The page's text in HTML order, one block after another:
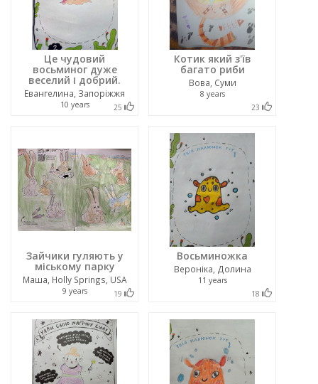
Це чудовий
восьминог дуже
веселий і добрий.
Евангелина, Запоріжжя
10 years 25
Котик який з'їв
багато риби
Вова, Суми
8 years
23
Зайчики гуляють у
міському парку
Маша, Holly Springs, USA
9 years 19
Восьминожка
Вероніка, Долина
11 years
18